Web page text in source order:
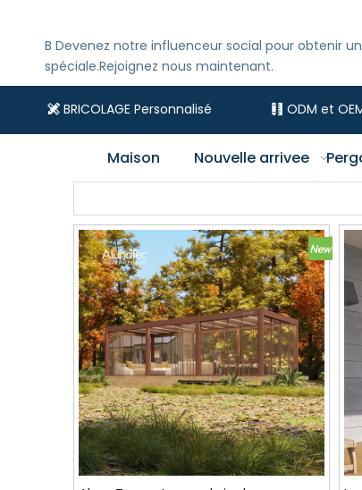
B Devenez notre influenceur social pour obtenir
spéciale.Rejoignez nous maintenant.
 BRICOLAGE Personnalisé  ODM et
Maison Nouvelle arrivee